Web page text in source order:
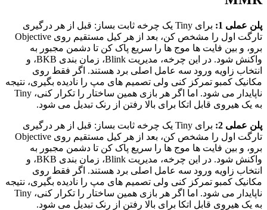
پلن عملی 1:
برای Tiny یک چرخه ثابت بساز: قبل از هر درگیری
تارگت اول را مشخص کن، بعد از هر کیل مستقیم روی Objective
برو، و بین فایت ها موج ها را سریع پاک کن تا دشمن مجبور به
واکنش شود. در این چرخه، مدیریت Blink، زمان بندی BKB، و
انتخاب زاویه ورود سه عامل اصلی برد هستند. اگر فقط روی
مکانیک کمبو تمرکز کنی ولی تصمیم های مپ را نادیده بگیری، نتیجه
ناپایدار می شود. اما اگر هر بازی همین ساختار را تکرار کنی، Tiny
به یک هیروی قابل اتکا برای بالا رفتن از رنک تبدیل می شود.
پلن عملی 2:
برای Tiny یک چرخه ثابت بساز: قبل از هر درگیری
تارگت اول را مشخص کن، بعد از هر کیل مستقیم روی Objective
برو، و بین فایت ها موج ها را سریع پاک کن تا دشمن مجبور به
واکنش شود. در این چرخه، مدیریت Blink، زمان بندی BKB، و
انتخاب زاویه ورود سه عامل اصلی برد هستند. اگر فقط روی
مکانیک کمبو تمرکز کنی ولی تصمیم های مپ را نادیده بگیری، نتیجه
ناپایدار می شود. اما اگر هر بازی همین ساختار را تکرار کنی، Tiny
به یک هیروی قابل اتکا برای بالا رفتن از رنک تبدیل می شود.